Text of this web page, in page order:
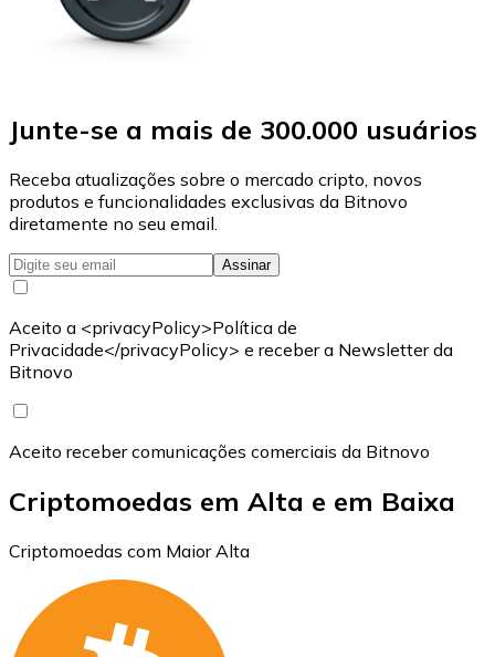
Junte-se a mais de 300.000 usuários
Receba atualizações sobre o mercado cripto, novos
produtos e funcionalidades exclusivas da Bitnovo
diretamente no seu email.
Assinar
Aceito a <privacyPolicy>Política de
Privacidade</privacyPolicy> e receber a Newsletter da
Bitnovo
Aceito receber comunicações comerciais da Bitnovo
Criptomoedas em Alta e em Baixa
Criptomoedas com Maior Alta